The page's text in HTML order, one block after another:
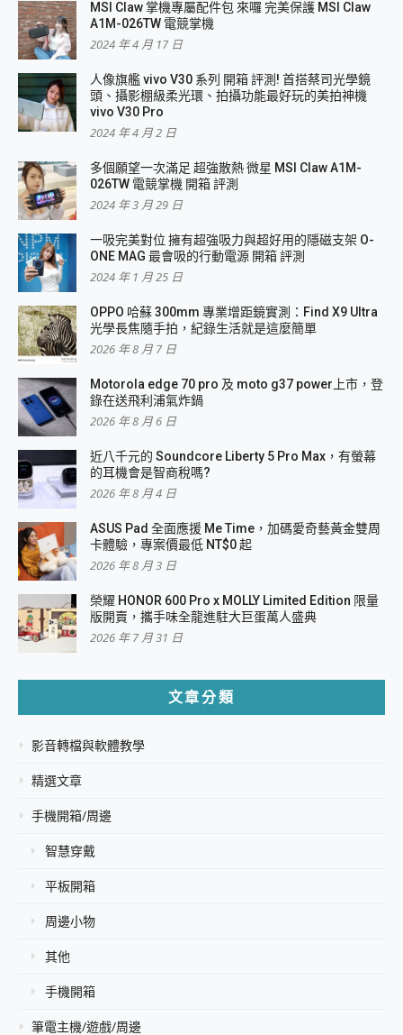
MSI Claw 掌機專屬配件包 來囉 完美保護 MSI Claw
A1M-026TW 電競掌機
2024 年 4 月 17 日
人像旗艦 vivo V30 系列 開箱 評測! 首搭蔡司光學鏡
頭、攝影棚級柔光環、拍攝功能最好玩的美拍神機
vivo V30 Pro
2024 年 4 月 2 日
多個願望一次滿足 超強散熱 微星 MSI Claw A1M-
026TW 電競掌機 開箱 評測
2024 年 3 月 29 日
一吸完美對位 擁有超強吸力與超好用的隱磁支架 O-
ONE MAG 最會吸的行動電源 開箱 評測
2024 年 1 月 25 日
OPPO 哈蘇 300mm 專業增距鏡實測：Find X9 Ultra
光學長焦隨手拍，紀錄生活就是這麼簡單
2026 年 8 月 7 日
Motorola edge 70 pro 及 moto g37 power上市，登
錄在送飛利浦氣炸鍋
2026 年 8 月 6 日
近八千元的 Soundcore Liberty 5 Pro Max，有螢幕
的耳機會是智商稅嗎?
2026 年 8 月 4 日
ASUS Pad 全面應援 Me Time，加碼愛奇藝黃金雙周
卡體驗，專案價最低 NT$0 起
2026 年 8 月 3 日
榮耀 HONOR 600 Pro x MOLLY Limited Edition 限量
版開賣，攜手味全龍進駐大巨蛋萬人盛典
2026 年 7 月 31 日
文章分類
影音轉檔與軟體教學
精選文章
手機開箱/周邊
智慧穿戴
平板開箱
周邊小物
其他
手機開箱
筆電主機/遊戲/周邊